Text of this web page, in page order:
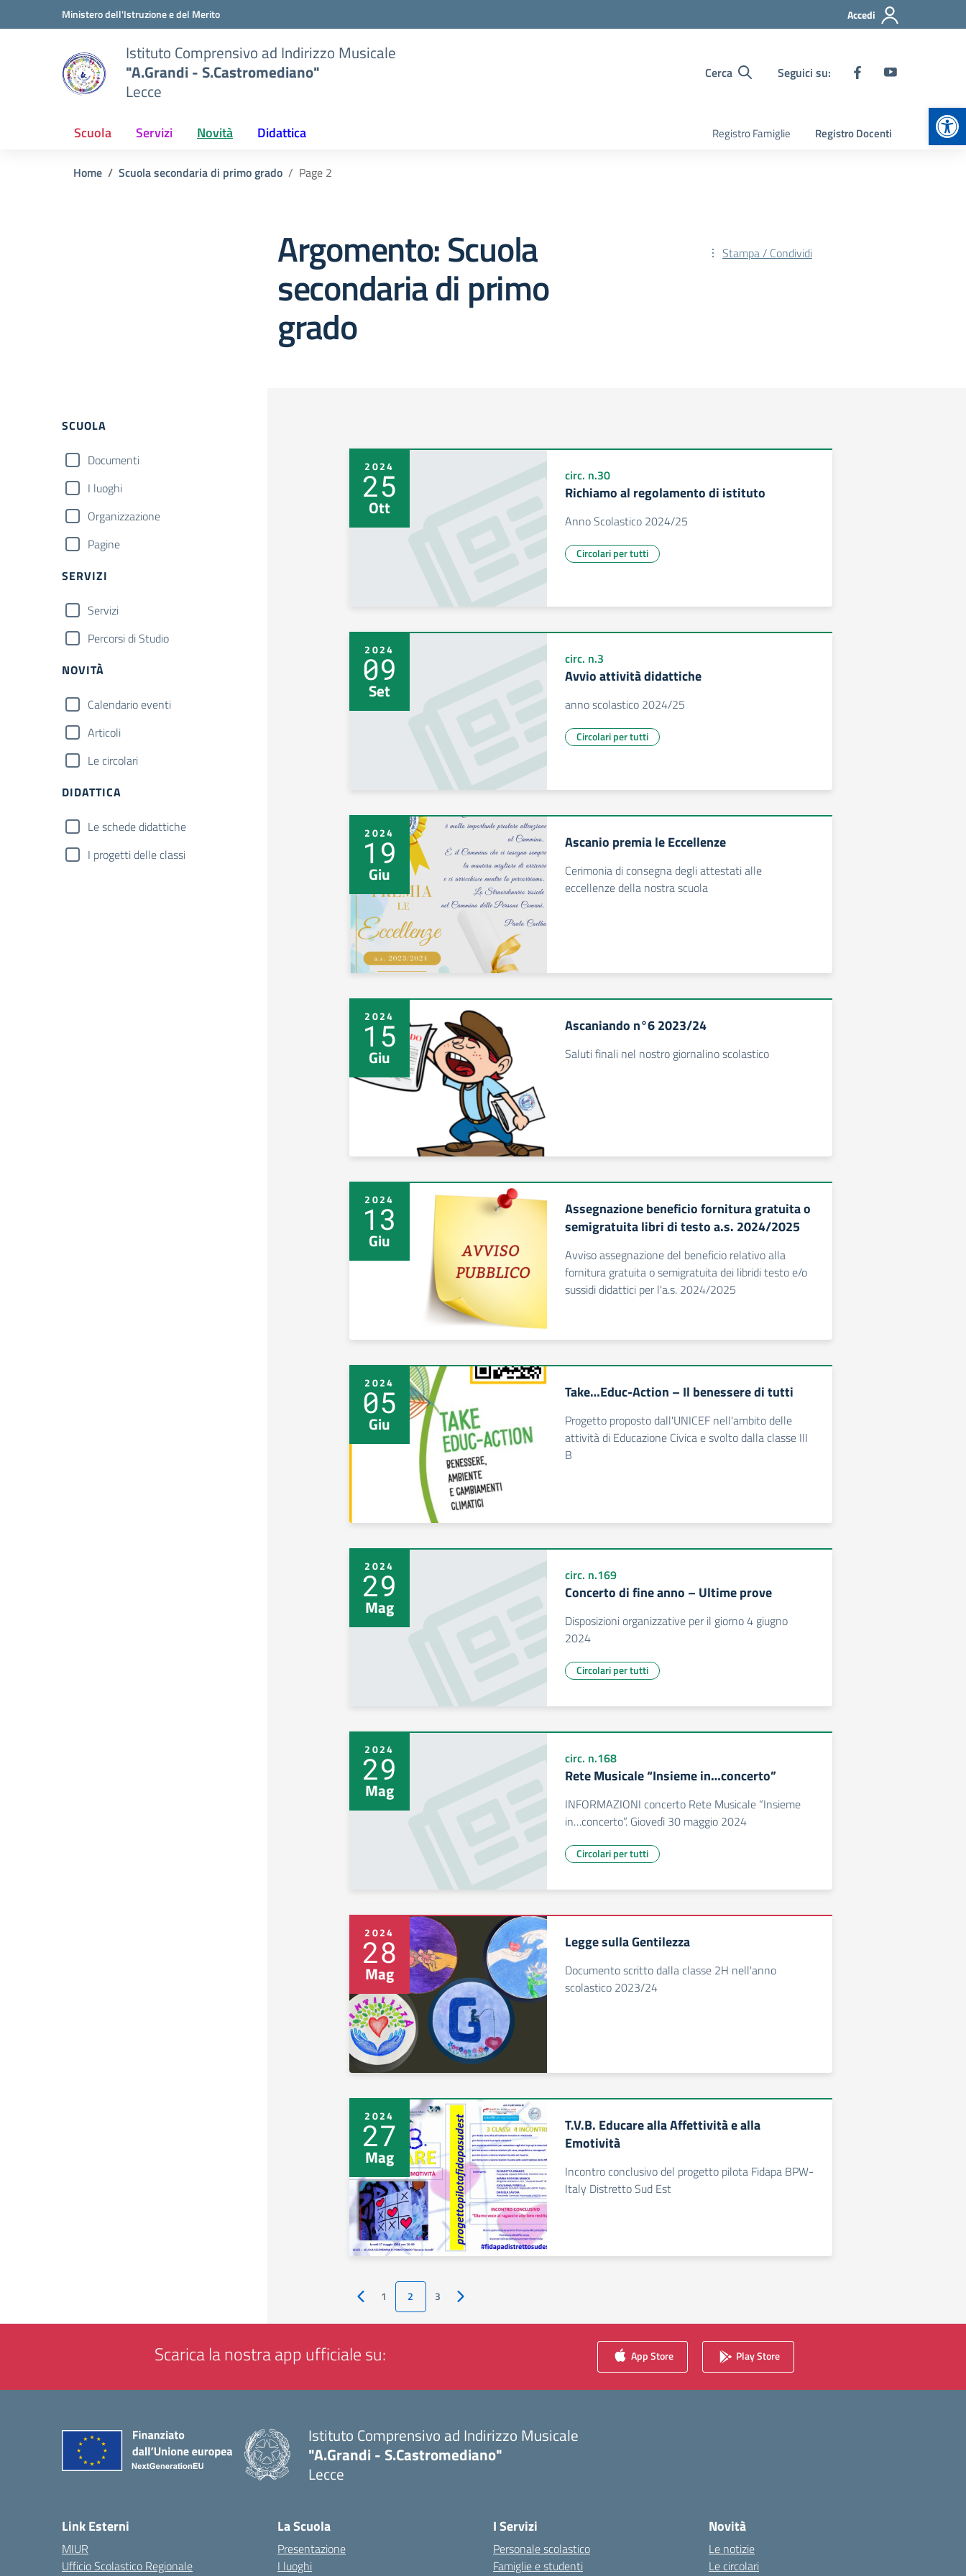
Vai ai contenuti
Vai al menu di navigazioneMinistero dell'Istruzione e del Merito Accedi
Istituto Comprensivo ad Indirizzo Musicale
"A.Grandi - S.Castromediano"
Lecce
Cerca Seguici su:
Scuola Servizi Novità Didattica Registro Famiglie Registro Docenti
Home Scuola secondaria di primo grado Page 2
Argomento: Scuola
secondaria di primo
grado
Stampa / Condividi
Filtri
SCUOLA
Documenti
I luoghi
Organizzazione
Pagine
SERVIZI
Servizi
Percorsi di Studio
NOVITÀ
Calendario eventi
Articoli
Le circolari
DIDATTICA
Le schede didattiche
I progetti delle classi
2024
25
Ott
circ. n.30
Richiamo al regolamento di istituto
Anno Scolastico 2024/25
Circolari per tutti
2024
09
Set
circ. n.3
Avvio attività didattiche
anno scolastico 2024/25
Circolari per tutti
2024
19
Giu
Ascanio premia le Eccellenze
Cerimonia di consegna degli attestati alle
eccellenze della nostra scuola
2024
15
Giu
Ascaniando n°6 2023/24
Saluti finali nel nostro giornalino scolastico
2024
13
Giu
Assegnazione beneficio fornitura gratuita o
semigratuita libri di testo a.s. 2024/2025
Avviso assegnazione del beneficio relativo alla
fornitura gratuita o semigratuita dei libridi testo e/o
sussidi didattici per l'a.s. 2024/2025
2024
05
Giu
Take…Educ-Action – Il benessere di tutti
Progetto proposto dall'UNICEF nell'ambito delle
attività di Educazione Civica e svolto dalla classe III
B
2024
29
Mag
circ. n.169
Concerto di fine anno – Ultime prove
Disposizioni organizzative per il giorno 4 giugno
2024
Circolari per tutti
2024
29
Mag
circ. n.168
Rete Musicale “Insieme in…concerto”
INFORMAZIONI concerto Rete Musicale “Insieme
in…concerto”. Giovedì 30 maggio 2024
Circolari per tutti
2024
28
Mag
Legge sulla Gentilezza
Documento scritto dalla classe 2H nell'anno
scolastico 2023/24
2024
27
Mag
T.V.B. Educare alla Affettività e alla
Emotività
Incontro conclusivo del progetto pilota Fidapa BPW-
Italy Distretto Sud Est
Pagina precedente
1 2 3 Pagina successiva
Scarica la nostra app ufficiale su: App Store Play Store
Istituto Comprensivo ad Indirizzo Musicale
"A.Grandi - S.Castromediano"
Lecce
Link Esterni
MIUR
Ufficio Scolastico Regionale
La Scuola
Presentazione
I luoghi
I Servizi
Personale scolastico
Famiglie e studenti
Novità
Le notizie
Le circolari